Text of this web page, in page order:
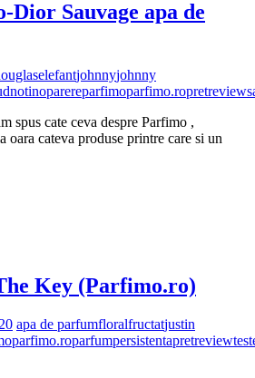
Dior Sauvage apa de
elefantjohnnyjohnny
notinoparereparfimoparfimo.ropretreview
spus cate ceva despre Parfimo ,
oara cateva produse printre care si un
Key (Parfimo.ro)
apa de parfumfloralfructatjustin
parfimo.roparfumpersistentapretreview